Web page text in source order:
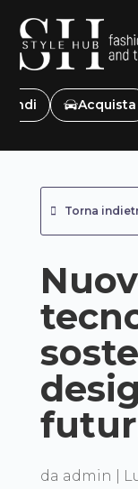
Vendi Acquista
Torna
da admin